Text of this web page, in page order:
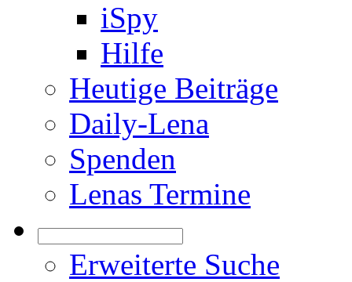
iSpy
Hilfe
Heutige Beiträge
Daily-Lena
Spenden
Lenas Termine
Erweiterte Suche